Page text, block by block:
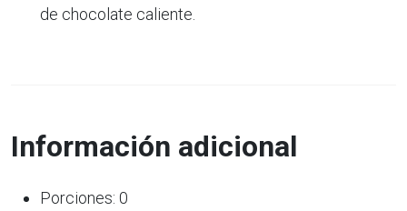
de chocolate caliente.
Información adicional
Porciones: 0